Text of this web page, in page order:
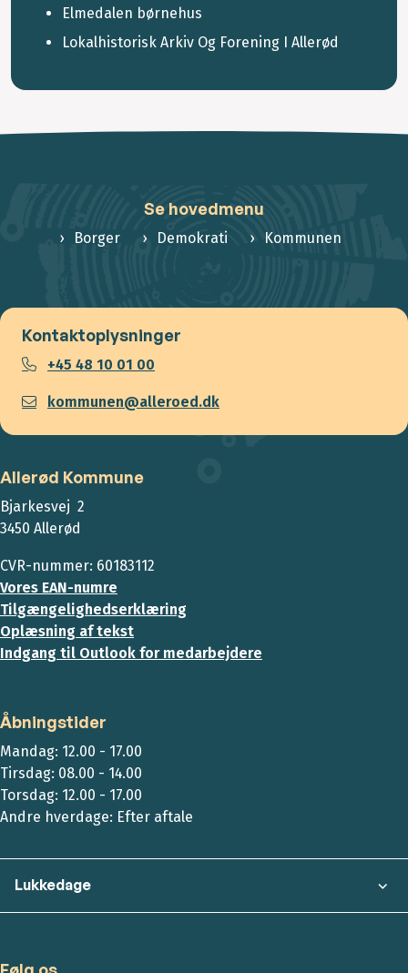
Elmedalen børnehus
Lokalhistorisk Arkiv Og Forening I Allerød
Se hovedmenu
Borger Demokrati Kommunen
Kontaktoplysninger
+45 48 10 01 00
kommunen@alleroed.dk
Allerød Kommune
Bjarkesvej 2
3450 Allerød
CVR-nummer: 60183112
Vores EAN-numre
Tilgængelighedserklæring
Oplæsning af tekst
Indgang til Outlook for medarbejdere
Åbningstider
Mandag: 12.00 - 17.00
Tirsdag: 08.00 - 14.00
Torsdag: 12.00 - 17.00
Andre hverdage: Efter aftale
Lukkedage
Følg os